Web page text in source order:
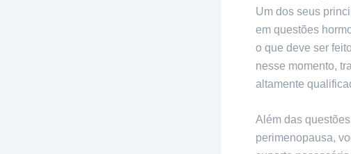
Um dos seus
em questões
o que deve ser
nesse momento,
altamente
Além das
perimenopausa,